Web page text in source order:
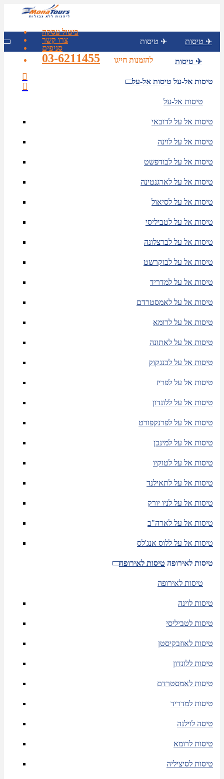
ביטול עסקה
צרו קשר
סניפים
להזמנות חייגו
03-6211455
טיסות ✈ טיסות ✈
טיסות ✈
טיסות אל-על טיסות אל-על
טיסות אל-על
טיסות אל על לדובאי
טיסות אל על לוינה
טיסות אל על לבודפשט
טיסות אל על לארגנטינה
טיסות אל על לסיאול
טיסות אל על לטביליסי
טיסות אל על לברצלונה
טיסות אל על לבוקרשט
טיסות אל על למדריד
טיסות אל על לאמסטרדם
טיסות אל על לרומא
טיסות אל על לאתונה
טיסות אל על לבנגקוק
טיסות אל על לפריז
טיסות אל על ללונדון
טיסות אל על לפרנקפורט
טיסות אל על למינכן
טיסות אל על לטוקיו
טיסות אל על לתאילנד
טיסות אל על לניו יורק
טיסות אל על לארה"ב
טיסות אל על ללוס אנג'לס
טיסות לאירופה טיסות לאירופה
טיסות לאירופה
טיסות לוינה
טיסות לטביליסי
טיסות לאוזבקיסטן
טיסות ללונדון
טיסות לאמסטרדם
טיסות למדריד
טיסה לוילנה
טיסות לרומא
טיסות לסיציליה